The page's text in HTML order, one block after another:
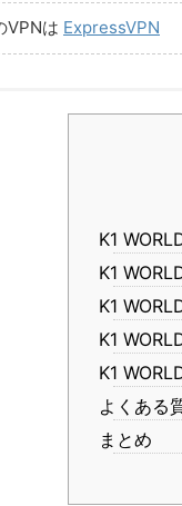
VPNは ExpressVPN
K1
K1
K1
K1
K1
よくある
まとめ